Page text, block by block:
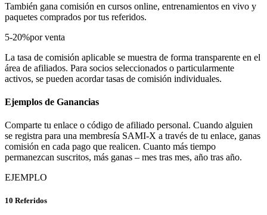
También gana comisión en cursos online, entrenamientos en vivo y
paquetes comprados por tus referidos.
5-20%por venta
La tasa de comisión aplicable se muestra de forma transparente en el
área de afiliados. Para socios seleccionados o particularmente
activos, se pueden acordar tasas de comisión individuales.
Ejemplos de Ganancias
Comparte tu enlace o código de afiliado personal. Cuando alguien
se registra para una membresía SAMI-X a través de tu enlace, ganas
comisión en cada pago que realicen. Cuanto más tiempo
permanezcan suscritos, más ganas – mes tras mes, año tras año.
EJEMPLO
10 Referidos